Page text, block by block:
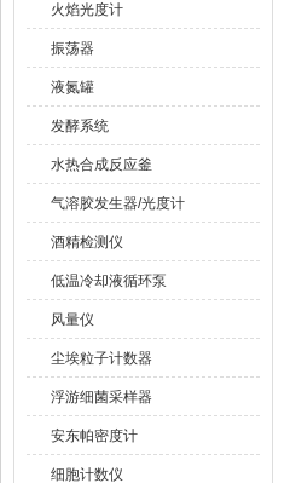
火焰光度计
振荡器
液氮罐
发酵系统
水热合成反应釜
气溶胶发生器/光度计
酒精检测仪
低温冷却液循环泵
风量仪
尘埃粒子计数器
浮游细菌采样器
安东帕密度计
细胞计数仪